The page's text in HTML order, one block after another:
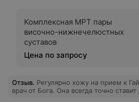
Комплексная МРТ пары
височно-нижнечелюстных
суставов
Цена по запросу
Отзыв. Регулярно хожу на прием к
врач от Бога. Она всегда точно ставит